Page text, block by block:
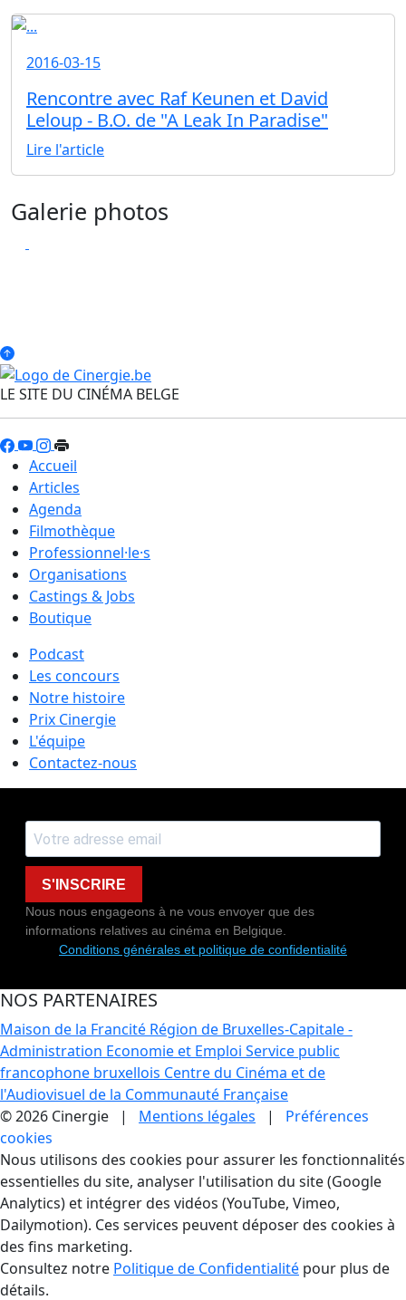
2016-03-15
Rencontre avec Raf Keunen et David
Leloup - B.O. de "A Leak In Paradise"
Lire l'article
Galerie photos
LE SITE DU CINÉMA BELGE
Accueil
Articles
Agenda
Filmothèque
Professionnel·le·s
Organisations
Castings & Jobs
Boutique
Podcast
Les concours
Notre histoire
Prix Cinergie
L'équipe
Contactez-nous
S'INSCRIRE
Nous nous engageons à ne vous envoyer que des
informations relatives au cinéma en Belgique.
Conditions générales et politique de confidentialité
NOS PARTENAIRES
Maison de la Francité Région de Bruxelles-Capitale -
Administration Economie et Emploi Service public
francophone bruxellois Centre du Cinéma et de
l'Audiovisuel de la Communauté Française
© 2026 Cinergie | Mentions légales | Préférences
cookies
Gestion des Cookies
Nous utilisons des cookies pour assurer les fonctionnalités
essentielles du site, analyser l'utilisation du site (Google
Analytics) et intégrer des vidéos (YouTube, Vimeo,
Dailymotion). Ces services peuvent déposer des cookies à
des fins marketing.
Consultez notre Politique de Confidentialité pour plus de
détails.